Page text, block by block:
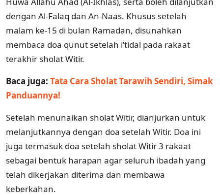
dengan Al-Falaq dan An-Naas. Khusus setelah
malam ke-15 di bulan Ramadan, disunahkan
membaca doa qunut setelah i’tidal pada rakaat
terakhir sholat Witir.
Baca juga: Tata Cara Sholat Tarawih Sendiri, Simak
Panduannya!
Setelah menunaikan sholat Witir, dianjurkan untuk
melanjutkannya dengan doa setelah Witir. Doa ini
juga termasuk doa setelah sholat Witir 3 rakaat
sebagai bentuk harapan agar seluruh ibadah yang
telah dikerjakan diterima dan membawa
keberkahan.